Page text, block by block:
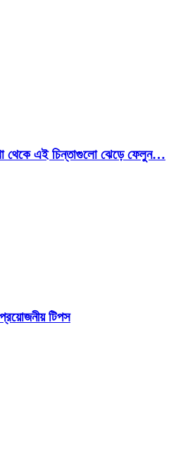
থেকে এই চিন্তাগুলো ঝেড়ে ফেলুন…
টিপস